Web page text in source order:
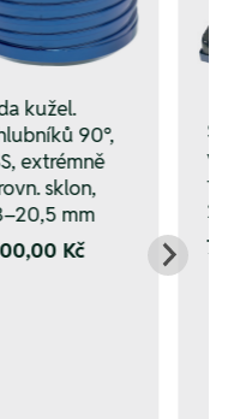
kužel.
90°,
extrémně
sklon,
mm
Kč